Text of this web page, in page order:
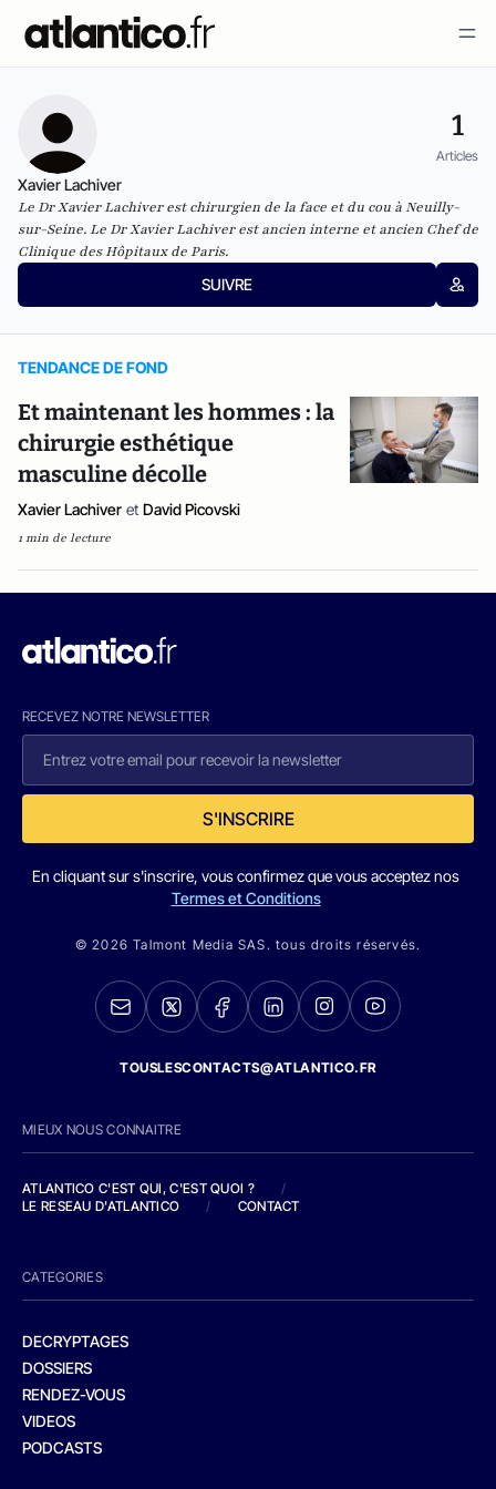
1
Articles
Xavier Lachiver
Le Dr Xavier Lachiver est chirurgien de la face et du cou à Neuilly-
sur-Seine. Le Dr Xavier Lachiver est ancien interne et ancien Chef de
Clinique des Hôpitaux de Paris.
SUIVRE
TENDANCE DE FOND
Et maintenant les hommes : la
chirurgie esthétique
masculine décolle
Xavier Lachiver et David Picovski
1 min de lecture
RECEVEZ NOTRE NEWSLETTER
S'INSCRIRE
En cliquant sur s'inscrire, vous confirmez que vous acceptez nos
Termes et Conditions
© 2026 Talmont Media SAS. tous droits réservés.
TOUSLESCONTACTS@ATLANTICO.FR
MIEUX NOUS CONNAITRE
ATLANTICO C'EST QUI, C'EST QUOI ?
/
LE RESEAU D'ATLANTICO
/ CONTACT
CATEGORIES
DECRYPTAGES
DOSSIERS
RENDEZ-VOUS
VIDEOS
PODCASTS